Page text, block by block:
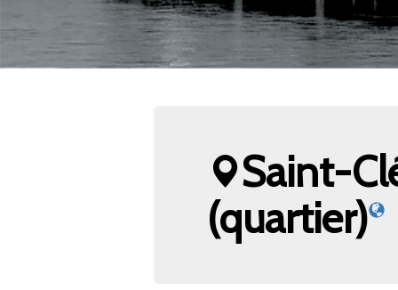
Saint-
(quartier)